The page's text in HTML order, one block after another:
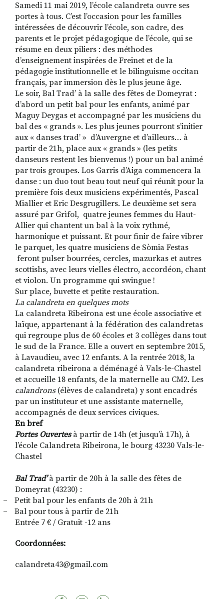
Samedi 11 mai 2019, l’école calandreta ouvre ses
portes à tous. C’est l’occasion pour les familles
intéressées de découvrir l’école, son cadre, des
parents et le projet pédagogique de l’école, qui se
résume en deux piliers : des méthodes
d’enseignement inspirées de Freinet et de la
pédagogie institutionnelle et le bilinguisme occitan
français, par immersion dès le plus jeune âge.
Le soir, Bal Trad’ à la salle des fêtes de Domeyrat :
d’abord un petit bal pour les enfants, animé par
Maguy Deygas et accompagné par les musiciens du
bal des « grands ». Les plus jeunes pourront s’initier
aux « danses trad’ » d’Auvergne et d’ailleurs… à
partir de 21h, place aux « grands » (les petits
danseurs restent les bienvenus !) pour un bal animé
par trois groupes. Los Garris d’Aiga commencera la
danse : un duo tout beau tout neuf qui réunit pour la
première fois deux musiciens expérimentés, Pascal
Miallier et Eric Desgrugillers. Le deuxième set sera
assuré par Grìfol, quatre jeunes femmes du Haut-
Allier qui chantent un bal à la voix rythmé,
harmonique et puissant. Et pour finir de faire vibrer
le parquet, les quatre musiciens de Sòmia Festas
feront pulser bourrées, cercles, mazurkas et autres
scottishs, avec leurs vielles électro, accordéon, chant
et violon. Un programme qui swingue !
Sur place, buvette et petite restauration.
La calandreta en quelques mots
La calandreta Ribeirona est une école associative et
laïque, appartenant à la fédération des calandretas
qui regroupe plus de 60 écoles et 3 collèges dans tout
le sud de la France. Elle a ouvert en septembre 2015,
à Lavaudieu, avec 12 enfants. A la rentrée 2018, la
calandreta ribeirona a déménagé à Vals-le-Chastel
et accueille 18 enfants, de la maternelle au CM2. Les
calandrons (élèves de calandreta) y sont encadrés
par un instituteur et une assistante maternelle,
accompagnés de deux services civiques.
En bref
Portes Ouvertesà partir de 14h (et jusqu’à 17h), à
l’école Calandreta Ribeirona, le bourg 43230 Vals-le-
Chastel
Bal Trad’à partir de 20h à la salle des fêtes de
Domeyrat (43230) :
–
Petit bal pour les enfants de 20h à 21h
–
Bal pour tous à partir de 21h
Entrée 7 € / Gratuit -12 ans
Coordonnées:
calandreta43@gmail.com